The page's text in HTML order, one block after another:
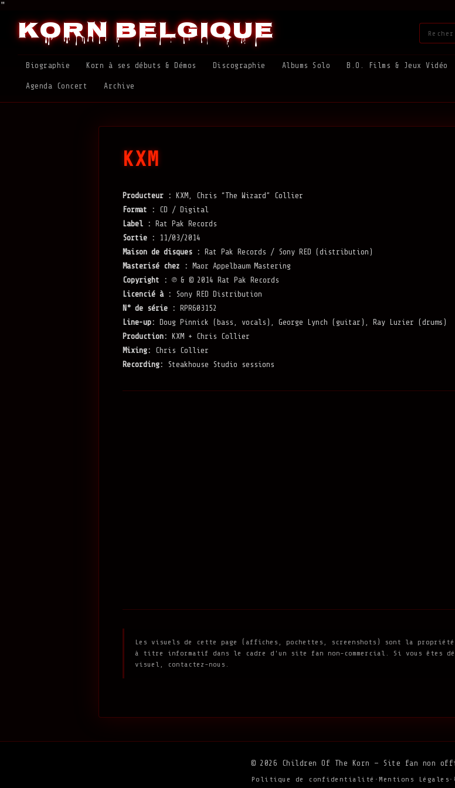
"
Korn Belgique
Biographie Korn à ses débuts & Démos Discographie Albums Solo B.O. Films & Jeux Vidéo
Agenda Concert Archive
KXM
Producteur :
KXM, Chris “The Wizard” Collier
Format :
CD / Digital
Label :
Rat Pak Records
Sortie :
11/03/2014
Maison de disques :
Rat Pak Records / Sony RED (distribution)
Masterisé chez :
Maor Appelbaum Mastering
Copyright : ℗ & © 2014 Rat Pak Records
Licencié à :
Sony RED Distribution
N° de série :
RPR603152
Line-up:
Doug Pinnick (bass, vocals), George Lynch (guitar), Ray Luzier (drums)
Production:
KXM + Chris Collier
Mixing:
Chris Collier
Recording:
Steakhouse Studio sessions
Les visuels de cette page (affiches, pochettes, screenshots) sont la
à titre informatif dans le cadre d'un site fan non-commercial. Si vous êtes
visuel, contactez-nous.
© 2026 Children Of The Korn — Site fan non
Politique de confidentialité • Mentions Légales •